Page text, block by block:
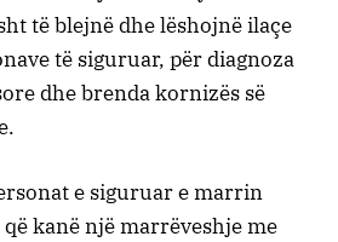
të blejnë dhe lëshojnë ilaçe
të siguruar, për diagnoza
dhe brenda kornizës së
e siguruar e marrin
kanë një marrëveshje me